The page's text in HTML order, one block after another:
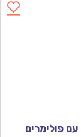
פולימרים